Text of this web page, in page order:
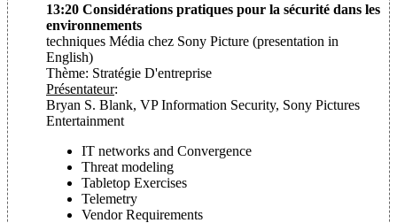
13:20 Considérations pratiques pour la sécurité dans les
environnements
techniques Média chez Sony Picture (presentation in
English)
Thème: Stratégie D'entreprise
Présentateur:
Bryan S. Blank, VP Information Security, Sony Pictures
Entertainment
IT networks and Convergence
Threat modeling
Tabletop Exercises
Telemetry
Vendor Requirements